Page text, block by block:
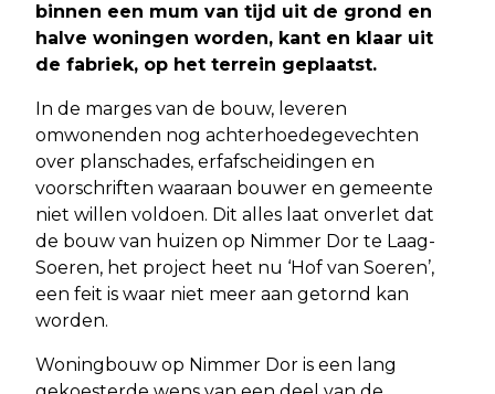
binnen een mum van tijd uit de grond en
halve woningen worden, kant en klaar uit
de fabriek, op het terrein geplaatst.
In de marges van de bouw, leveren
omwonenden nog achterhoedegevechten
over planschades, erfafscheidingen en
voorschriften waaraan bouwer en gemeente
niet willen voldoen. Dit alles laat onverlet dat
de bouw van huizen op Nimmer Dor te Laag-
Soeren, het project heet nu ‘Hof van Soeren’,
een feit is waar niet meer aan getornd kan
worden.
Woningbouw op Nimmer Dor is een lang